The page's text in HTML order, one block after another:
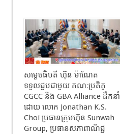
សម្ដេចធិបតី ហ៊ុន ម៉ាណែត
ទទួលជួបជាមួយ គណៈប្រតិភូ
CGCC និង GBA Alliance ដឹកនាំ
ដោយ លោក Jonathan K.S.
Choi ប្រធានក្រុមហ៊ុន Sunwah
Group, ប្រធានសភាពាណិជ្ជ